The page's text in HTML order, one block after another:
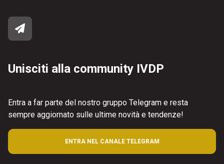
Unisciti alla community IVDP
Entra a far parte del nostro gruppo Telegram e resta
sempre aggiornato sulle ultime novità e tendenze!
ENTRA NEL CANALE TELEGRAM